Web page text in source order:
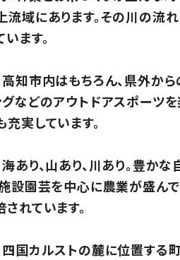
流域にあります。その川の流
ます。
高知市内はもちろん、県外から
グなどのアウトドアスポーツを
実しています。
あり、山あり、川あり。豊か
設園芸を中心に農業が盛んで
れています。
四国カルストの麓に位置する